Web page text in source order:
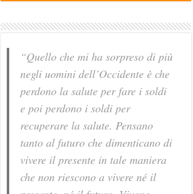
“Quello che mi ha sorpreso di più
negli uomini dell’Occidente è che
perdono la salute per fare i soldi
e poi perdono i soldi per
recuperare la salute. Pensano
tanto al futuro che dimenticano di
vivere il presente in tale maniera
che non riescono a vivere né il